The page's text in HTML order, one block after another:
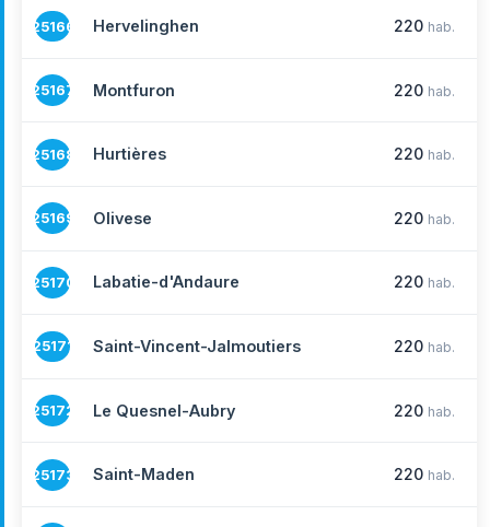
25166 Hervelinghen 220 hab.
25167 Montfuron 220 hab.
25168 Hurtières 220 hab.
25169 Olivese 220 hab.
25170 Labatie-d'Andaure 220 hab.
25171 Saint-Vincent-Jalmoutiers 220 hab.
25172 Le Quesnel-Aubry 220 hab.
25173 Saint-Maden 220 hab.